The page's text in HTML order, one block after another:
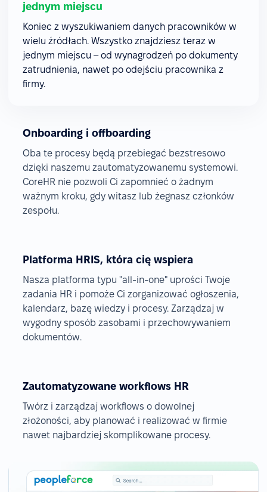
jednym miejscu
Koniec z wyszukiwaniem danych pracowników w
wielu źródłach. Wszystko znajdziesz teraz w
jednym miejscu – od wynagrodzeń po dokumenty
zatrudnienia, nawet po odejściu pracownika z
firmy.
Onboarding i offboarding
Oba te procesy będą przebiegać bezstresowo
dzięki naszemu zautomatyzowanemu systemowi.
CoreHR nie pozwoli Ci zapomnieć o żadnym
ważnym kroku, gdy witasz lub żegnasz członków
zespołu.
Platforma HRIS, która cię wspiera
Nasza platforma typu "all-in-one" uprości Twoje
zadania HR i pomoże Ci zorganizować ogłoszenia,
kalendarz, bazę wiedzy i procesy. Zarządzaj w
wygodny sposób zasobami i przechowywaniem
dokumentów.
Zautomatyzowane workflows HR
Twórz i zarządzaj workflows o dowolnej
złożoności, aby planować i realizować w firmie
nawet najbardziej skomplikowane procesy.